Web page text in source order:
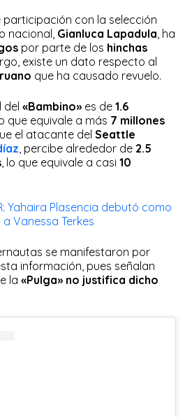
participación con la selección
nacional, Gianluca Lapadula , ha
por parte de los hinchas
existe un dato respecto al
que ha causado revuelo.
del«Bambino» es de1.6
lo que equivale a más 7 millones
el atacante delSeattle
, percibe alrededor de 2.5
, lo que equivale a casi10
Yahaira Plasencia debutó como
Vanessa Terkes
se manifestaron por
información, pues señalan
la«Pulga» no justifica dicho